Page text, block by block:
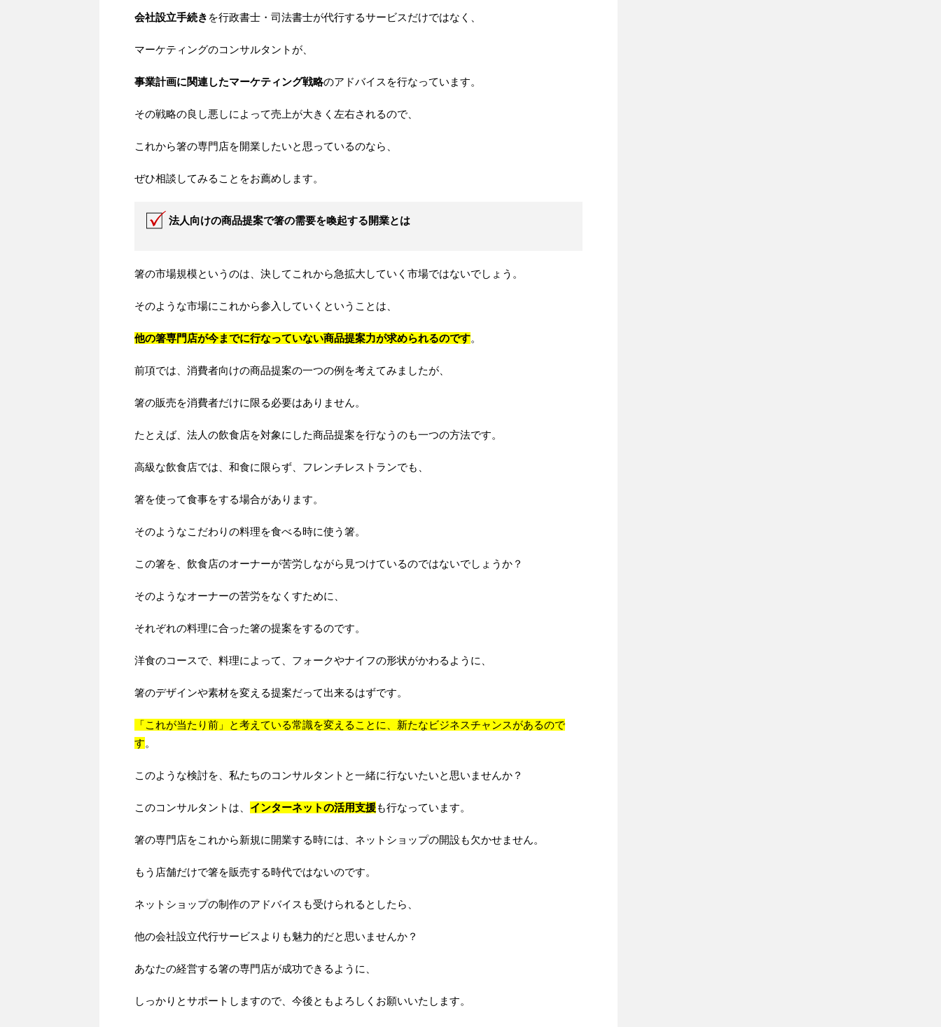
会社設立手続き を行政書士・司法書士が代行するサービスだけではなく、
マーケティングのコンサルタントが、
事業計画に関連したマーケティング戦略のアドバイスを行なっています。
その戦略の良し悪しによって売上が大きく左右されるので、
これから箸の専門店を開業したいと思っているのなら、
ぜひ相談してみることをお薦めします。
法人向けの商品提案で箸の需要を喚起する開業とは
箸の市場規模というのは、決してこれから急拡大していく市場ではないでしょう。
そのような市場にこれから参入していくということは、
他の箸専門店が今までに行なっていない商品提案力が求められるのです。
前項では、消費者向けの商品提案の一つの例を考えてみましたが、
箸の販売を消費者だけに限る必要はありません。
たとえば、法人の飲食店を対象にした商品提案を行なうのも一つの方法です。
高級な飲食店では、和食に限らず、フレンチレストランでも、
箸を使って食事をする場合があります。
そのようなこだわりの料理を食べる時に使う箸。
この箸を、飲食店のオーナーが苦労しながら見つけているのではないでしょうか？
そのようなオーナーの苦労をなくすために、
それぞれの料理に合った箸の提案をするのです。
洋食のコースで、料理によって、フォークやナイフの形状がかわるように、
箸のデザインや素材を変える提案だって出来るはずです。
「これが当たり前」と考えている常識を変えることに、新たなビジネスチャンスがあるので
す。
このような検討を、私たちのコンサルタントと一緒に行ないたいと思いませんか？
このコンサルタントは、 インターネットの活用支援も行なっています。
箸の専門店をこれから新規に開業する時には、ネットショップの開設も欠かせません。
もう店舗だけで箸を販売する時代ではないのです。
ネットショップの制作のアドバイスも受けられるとしたら、
他の会社設立代行サービスよりも魅力的だと思いませんか？
あなたの経営する箸の専門店が成功できるように、
しっかりとサポートしますので、今後ともよろしくお願いいたします。